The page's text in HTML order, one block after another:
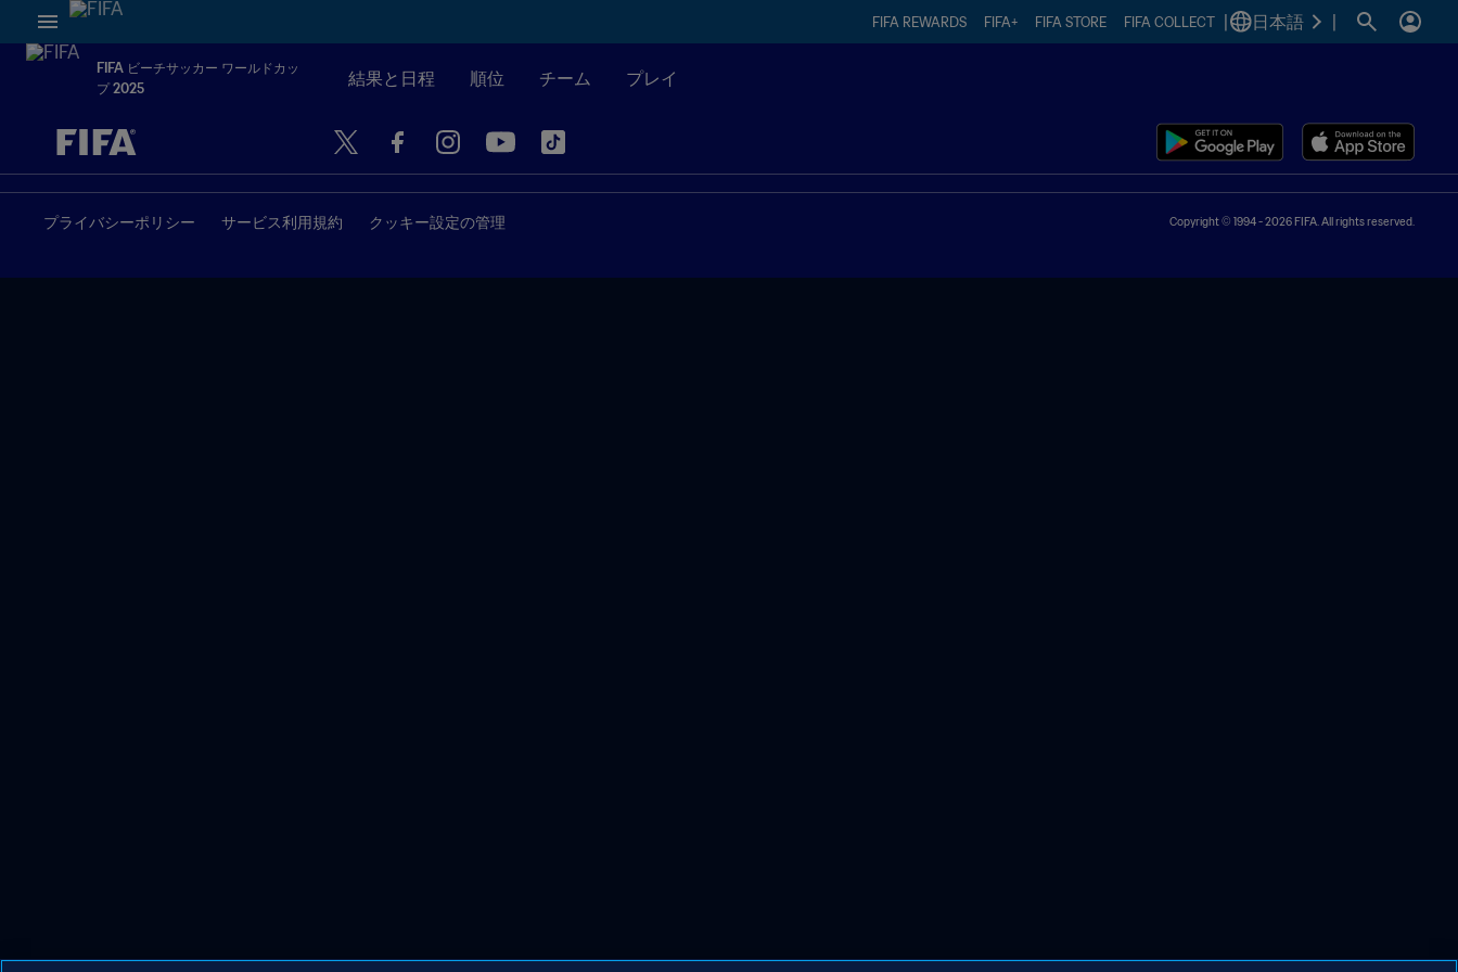
FIFA REWARDS FIFA+ FIFA STORE FIFA COLLECT 日本語
FIFA ビーチサッカー ワールドカッ
プ 2025
結果と日程 順位 チーム プレイ
未定 vs 未定
プライバシーポリシー サービス利用規約 クッキー設定の管理 Copyright © 1994 - 2026 FIFA. All rights reserved.